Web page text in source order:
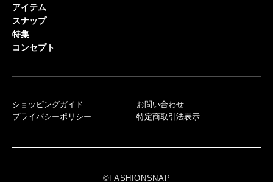
アイテム
スナップ
特集
コンセプト
ショッピングガイド
プライバシーポリシー
お問い合わせ
特定商取引法表示
©FASHIONSNAP